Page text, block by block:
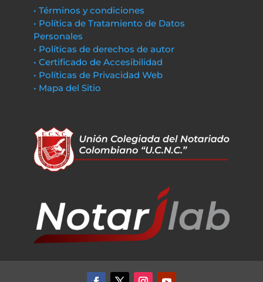
• Términos y condiciones
• Política de Tratamiento de Datos
Personales
• Políticas de derechos de autor
• Certificado de Accesibilidad
• Políticas de Privacidad Web
• Mapa del Sitio